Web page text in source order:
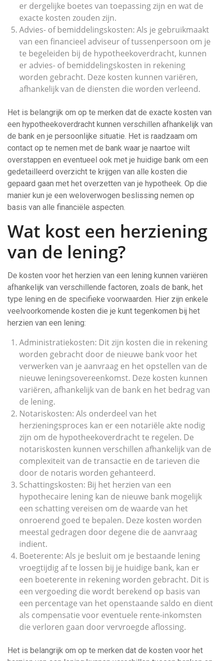
er dergelijke boetes van toepassing zijn en wat de
exacte kosten zouden zijn.
Advies- of bemiddelingskosten: Als je gebruikmaakt
van een financieel adviseur of tussenpersoon om je
te begeleiden bij de hypotheekoverdracht, kunnen
er advies- of bemiddelingskosten in rekening
worden gebracht. Deze kosten kunnen variëren,
afhankelijk van de diensten die worden verleend.
Het is belangrijk om op te merken dat de exacte kosten van
een hypotheekoverdracht kunnen verschillen afhankelijk van
de bank en je persoonlijke situatie. Het is raadzaam om
contact op te nemen met de bank waar je naartoe wilt
overstappen en eventueel ook met je huidige bank om een
gedetailleerd overzicht te krijgen van alle kosten die
gepaard gaan met het overzetten van je hypotheek. Op die
manier kun je een weloverwogen beslissing nemen op
basis van alle financiële aspecten.
Wat kost een herziening
van de lening?
De kosten voor het herzien van een lening kunnen variëren
afhankelijk van verschillende factoren, zoals de bank, het
type lening en de specifieke voorwaarden. Hier zijn enkele
veelvoorkomende kosten die je kunt tegenkomen bij het
herzien van een lening:
Administratiekosten: Dit zijn kosten die in rekening
worden gebracht door de nieuwe bank voor het
verwerken van je aanvraag en het opstellen van de
nieuwe leningsovereenkomst. Deze kosten kunnen
variëren, afhankelijk van de bank en het bedrag van
de lening.
Notariskosten: Als onderdeel van het
herzieningsproces kan er een notariële akte nodig
zijn om de hypotheekoverdracht te regelen. De
notariskosten kunnen verschillen afhankelijk van de
complexiteit van de transactie en de tarieven die
door de notaris worden gehanteerd.
Schattingskosten: Bij het herzien van een
hypothecaire lening kan de nieuwe bank mogelijk
een schatting vereisen om de waarde van het
onroerend goed te bepalen. Deze kosten worden
meestal gedragen door degene die de aanvraag
indient.
Boeterente: Als je besluit om je bestaande lening
vroegtijdig af te lossen bij je huidige bank, kan er
een boeterente in rekening worden gebracht. Dit is
een vergoeding die wordt berekend op basis van
een percentage van het openstaande saldo en dient
als compensatie voor eventuele rente-inkomsten
die verloren gaan door vervroegde aflossing.
Het is belangrijk om op te merken dat de kosten voor het